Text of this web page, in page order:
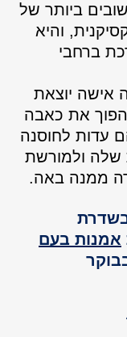
ביותר של
והיא
ברחבי
אישה יוצאת
את כאבה
עדות לחוסנה
שלה ולמורשת
ממנה באה.
אמנות בעם